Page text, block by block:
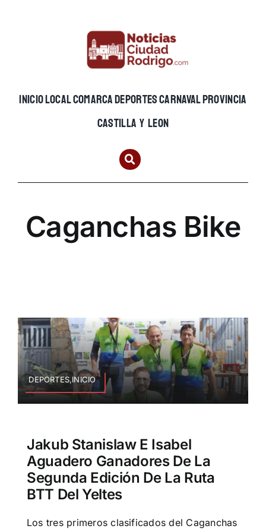
INICIOLOCALCOMARCADEPORTESCARNAVALPROVINCIA
CASTILLA Y LEON
Caganchas Bike
DEPORTES,INICIO
Jakub Stanislaw E Isabel
Aguadero Ganadores De La
Segunda Edición De La Ruta
BTT Del Yeltes
Los tres primeros clasificados del Caganchas